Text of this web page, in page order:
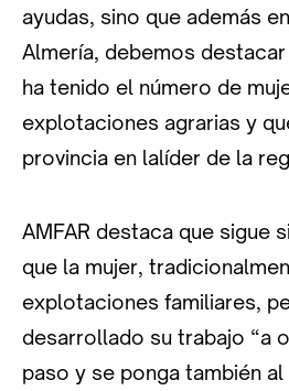
ayudas, sino que además
Almería, debemos
ha tenido el número de
explotaciones agrarias y
provincia en lalíder de la
AMFAR destaca que sigue
que la mujer,
explotaciones familiares,
desarrollado su trabajo “a
paso y se ponga también